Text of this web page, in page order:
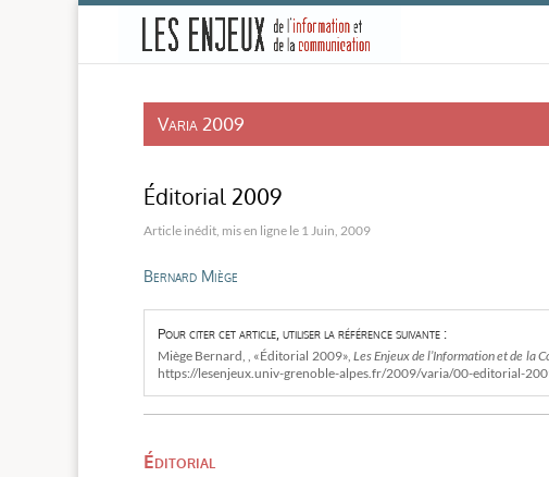
-
Varia 2009
Éditorial 2009
1 Juin, 2009
Bernard Miège
Pour citer cet article, utiliser la référence suivante :
Miège Bernard, , «Éditorial 2009», Les Enjeux de l’Information et de la
https://lesenjeux.univ-grenoble-alpes.fr/2009/varia/00-editorial-
Éditorial